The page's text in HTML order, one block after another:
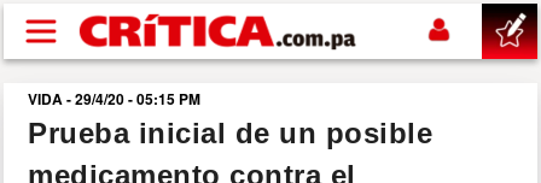
Pasar al contenido principal
buscar
SUCESOS
VIDA - 29/4/20 - 05:15 PM
Prueba inicial de un posible
medicamento contra el